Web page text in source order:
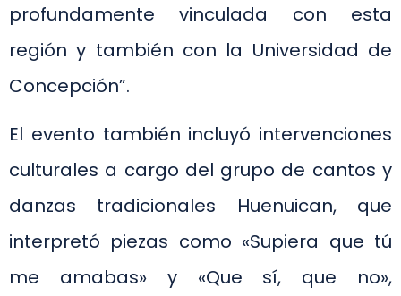
profundamente vinculada con esta
región y también con la Universidad de
Concepción”.
El evento también incluyó intervenciones
culturales a cargo del grupo de cantos y
danzas tradicionales Huenuican, que
interpretó piezas como «Supiera que tú
me amabas» y «Que sí, que no»,